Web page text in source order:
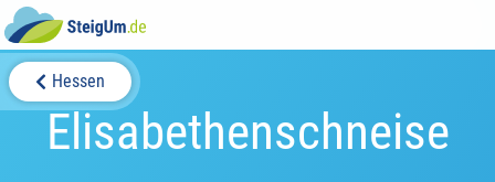
Hessen
Elisabethenschneise